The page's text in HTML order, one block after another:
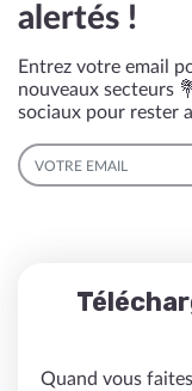
alertés !
Entrez votre email
nouveaux secteurs
sociaux pour rester
EMAIL
Quand vous